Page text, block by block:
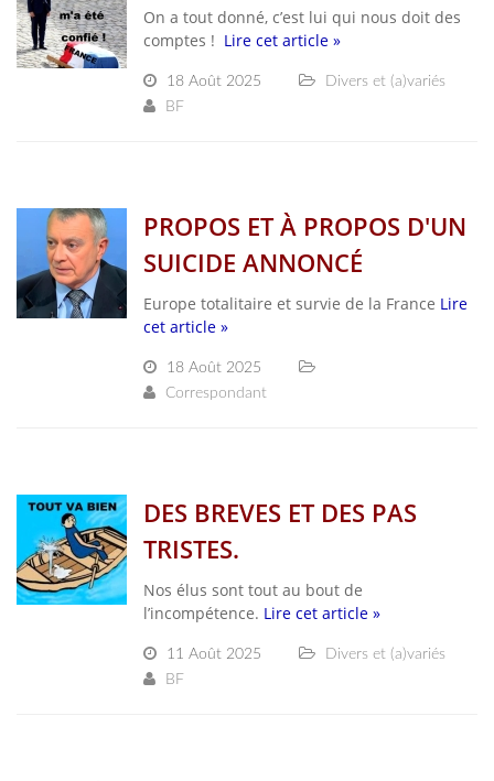
On a tout donné, c’est lui qui nous doit des
comptes ! Lire cet article »
18 Août 2025
Divers et (a)variés
BF
PROPOS ET À PROPOS D'UN
SUICIDE ANNONCÉ
Europe totalitaire et survie de la France Lire
cet article »
18 Août 2025
Correspondant
DES BREVES ET DES PAS
TRISTES.
Nos élus sont tout au bout de
l’incompétence. Lire cet article »
11 Août 2025
Divers et (a)variés
BF